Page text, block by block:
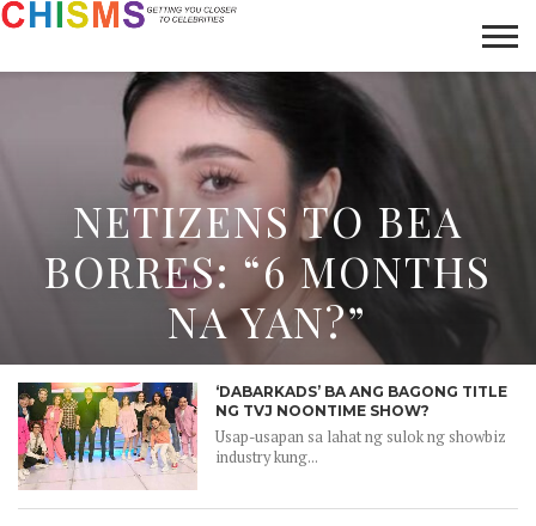
LIFESTYLE
GALLERY
ARTICLES
ABOUT
NETIZENS TO BEA
BORRES: “6 MONTHS
NA YAN?”
‘DABARKADS’ BA ANG BAGONG TITLE
NG TVJ NOONTIME SHOW?
Usap-usapan sa lahat ng sulok ng showbiz
industry kung...